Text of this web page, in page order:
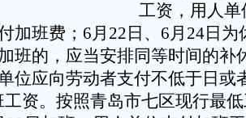
工资，用人
加班费；6月22日、6月24日为
班的，应当安排同等时间的补
位应向劳动者支付不低于日或
工资。按照青岛市七区现行最